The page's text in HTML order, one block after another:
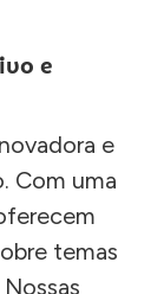
e
e
Com uma
temas